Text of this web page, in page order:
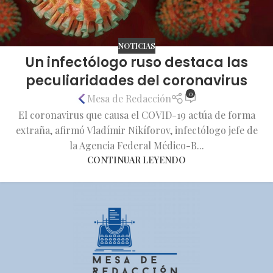
NOTICIAS
Un infectólogo ruso destaca las
peculiaridades del coronavirus
Mesa de Redacción 0
El coronavirus que causa el COVID-19 actúa de forma
extraña, afirmó Vladímir Nikíforov, infectólogo jefe de
la Agencia Federal Médico-B...
CONTINUAR LEYENDO